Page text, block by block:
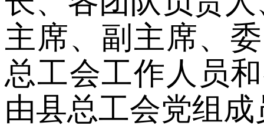
主席、副主席、
总工会工作人员
由县总工会党组